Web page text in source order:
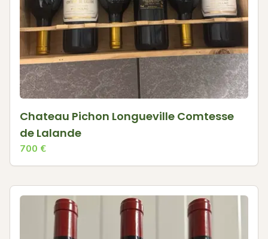
Chateau Pichon Longueville Comtesse
de Lalande
700 €